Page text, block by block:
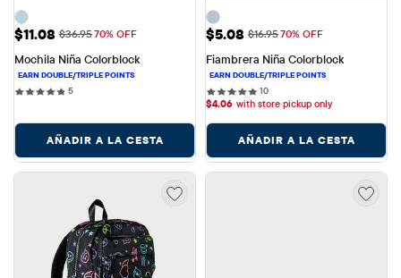
Precio de venta: $11.08
$11.08 Precio original: $36.95
$36.9570% OFF
Mochila Niña Colorblock
55 reviews
AÑADIR A LA CESTA
Precio de venta: $5.08
$5.08 Precio original: $16.95
$16.9570% OFF
Fiambrera Niña Colorblock
1010 reviews
$4.06 with store pickup only
AÑADIR A LA CESTA